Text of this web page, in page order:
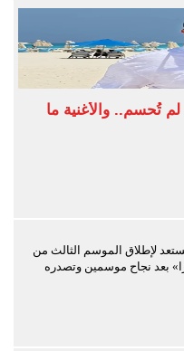
تُحسم.. والأغنية ما
لإطلاق الموسم الثالث من
بعد نجاح موسمين وتصدره